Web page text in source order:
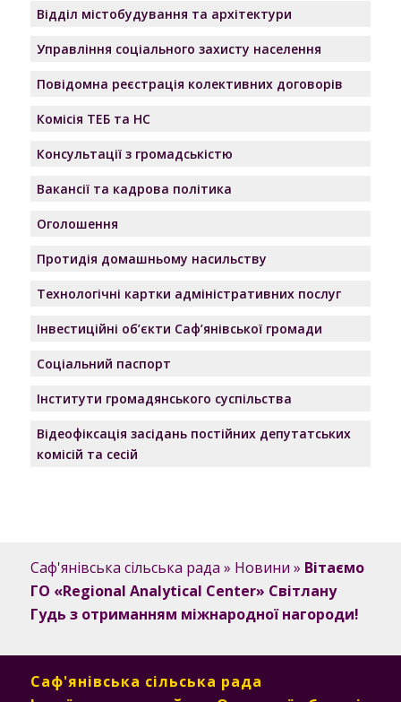
Відділ містобудування та архітектури
Управління соціального захисту населення
Повідомна реєстрація колективних договорів
Комісія ТЕБ та НС
Консультації з громадськістю
Вакансії та кадрова політика
Оголошення
Протидія домашньому насильству
Технологічні картки адміністративних послуг
Інвестиційні об’єкти Саф’янівської громади
Соціальний паспорт
Інститути громадянського суспільства
Відеофіксація засідань постійних депутатських
комісій та сесій
Саф'янівська сільська рада » Новини » Вітаємо
ГО «Regional Analytical Center» Світлану
Гудь з отриманням міжнародної нагороди!
Саф'янівська сільська рада